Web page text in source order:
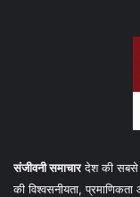
संजीवनी समाचारदेश की सबसे
की विश्वसनीयता,